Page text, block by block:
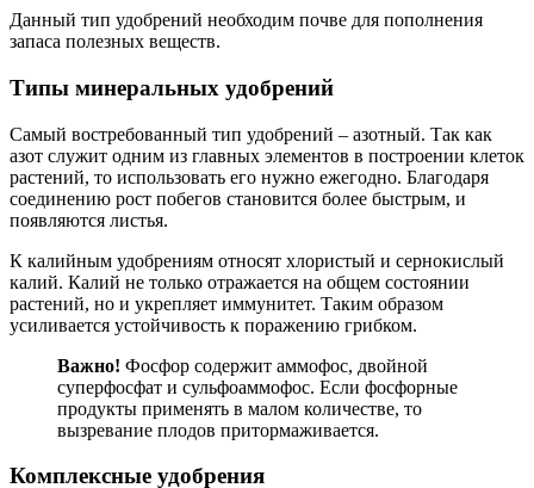
Данный тип удобрений необходим почве для пополнения
запаса полезных веществ.
Типы минеральных удобрений
Самый востребованный тип удобрений – азотный. Так как
азот служит одним из главных элементов в построении клеток
растений, то использовать его нужно ежегодно. Благодаря
соединению рост побегов становится более быстрым, и
появляются листья.
К калийным удобрениям относят хлористый и сернокислый
калий. Калий не только отражается на общем состоянии
растений, но и укрепляет иммунитет. Таким образом
усиливается устойчивость к поражению грибком.
Важно! Фосфор содержит аммофос, двойной
суперфосфат и сульфоаммофос. Если фосфорные
продукты применять в малом количестве, то
вызревание плодов притормаживается.
Комплексные удобрения